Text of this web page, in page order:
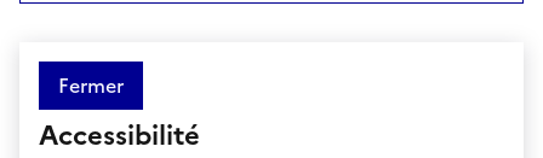
Fermer
Accessibilité